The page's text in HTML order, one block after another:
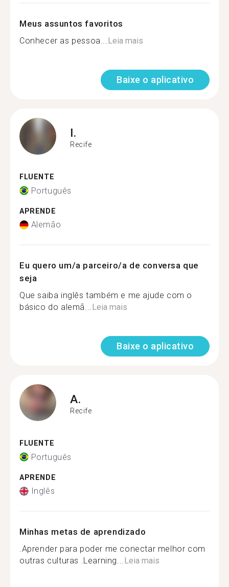
Meus assuntos favoritos
Conhecer as pessoa...Leia mais
Baixe o aplicativo
I.
Recife
FLUENTE
Português
APRENDE
Alemão
Eu quero um/a parceiro/a de conversa que
seja
Que saiba inglês também e me ajude com o
básico do alemã...Leia mais
Baixe o aplicativo
A.
Recife
FLUENTE
Português
APRENDE
Inglês
Minhas metas de aprendizado
.Aprender para poder me conectar melhor com
outras culturas .Learning...Leia mais